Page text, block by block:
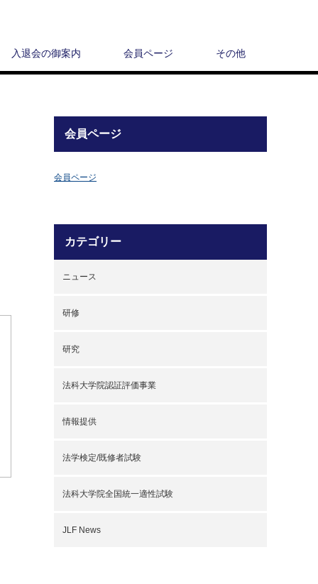
入退会の御案内 会員ページ その他
会員ページ
会員ページ
カテゴリー
ニュース
研修
研究
法科大学院認証評価事業
情報提供
法学検定/既修者試験
法科大学院全国統一適性試験
JLF News